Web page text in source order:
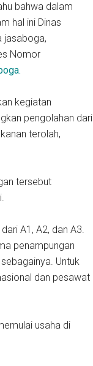
bahwa dalam
hal ini Dinas
jasaboga,
Nomor
kegiatan
pengolahan dari
terolah,
tersebut
A1, A2, dan A3.
penampungan
Untuk
dan pesawat
usaha di